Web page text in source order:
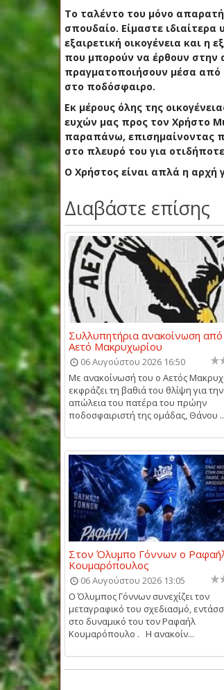
Το ταλέντο του μόνο
σπουδαίο. Είμαστε ιδιαίτερα
εξαιρετική οικογένεια και η
που μπορούν να έρθουν στην
πραγματοποιήσουν μέσα από
στο ποδόσφαιρο.
Εκ μέρους όλης της
ευχών μας προς τον Χρήστο
παραπάνω, επισημαίνοντας
στο πλευρό του για
Ο Χρήστος είναι απλά η αρχή
Διαβάστε επίσης
Συλλυπητήρια ανακοίνωση
Αετό Μακρυχωρίου
06 Αυγούστου 2026 16:50
Με ανακοίνωσή του ο Αετός
εκφράζει τη βαθιά του θλίψη για την
απώλεια του πατέρα του πρώην
ποδοσφαιριστή της ομάδας, Θάνου
Στον Όλυμπο Γόννων ο
Κουμαρόπουλος
06 Αυγούστου 2026 13:05
Ο Όλυμπος Γόννων συνεχίζει τον
μεταγραφικό του σχεδιασμό,
στο δυναμικό του τον Ραφαήλ
Κουμαρόπουλο . Η ανακοίν...